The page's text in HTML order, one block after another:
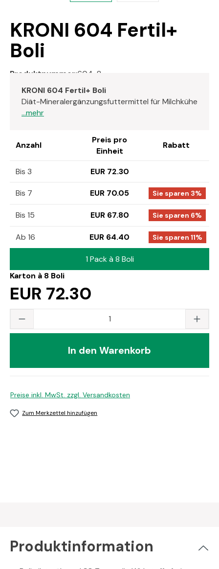
KRONI 604 Fertil+
Boli
Produktnummer:604-8
KRONI 604 Fertil+ Boli
Diät-Mineralergänzungsfuttermittel für Milchkühe
...mehr
Anzahl
Preis pro
Einheit
Rabatt
Bis 3 EUR 72.30
Bis 7 EUR 70.05 Sie sparen 3%
Bis 15 EUR 67.80 Sie sparen 6%
Ab 16 EUR 64.40 Sie sparen 11%
Karton à 8 Boli
EUR 72.30
1 Pack à 8 Boli
Produkt Anzahl: Gib den gewünschten
In den Warenkorb
Preise inkl. MwSt. zzgl. Versandkosten
Zum Merkzettel hinzufügen
Produktinformation